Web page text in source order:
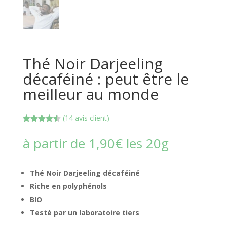
Thé Noir Darjeeling
décaféiné : peut être le
meilleur au monde
basé sur
notations
(14 avis client)
à partir de 1,90€les 20g
Thé Noir Darjeeling décaféiné
Riche en polyphénols
BIO
Testé par un laboratoire tiers